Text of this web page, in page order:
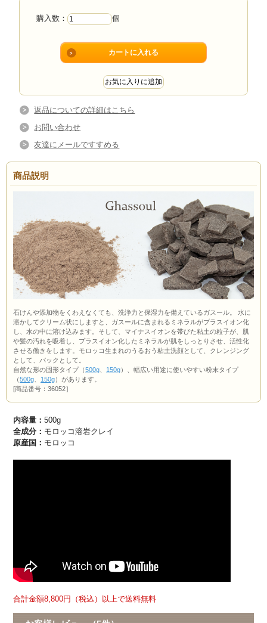
購入数： 個
返品についての詳細はこちら
お問い合わせ
友達にメールですすめる
商品説明
石けんや添加物をくわえなくても、洗浄力と保湿力を備えているガスール。 水に
溶かしてクリーム状にしますと、ガスールに含まれるミネラルがプラスイオン化
し、水の中に溶け込みます。そして、マイナスイオンを帯びた粘土の粒子が、肌
や髪の汚れを吸着し、プラスイオン化したミネラルが肌をしっとりさせ、活性化
させる働きをします。モロッコ生まれのうるおう粘土洗顔として、クレンジング
として、パックとして。
自然な形の固形タイプ（500g 150g）、幅広い用途に使いやすい粉末タイプ
（500g 150g）があります。
[商品番号：36052］
内容量：500g
全成分： モロッコ溶岩クレイ
原産国： モロッコ
合計金額8,800円（税込）以上で送料無料